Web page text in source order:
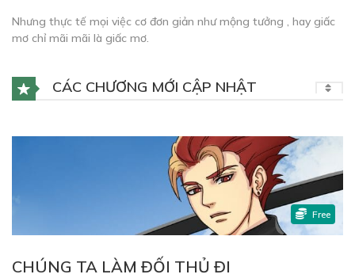
Nhưng thực tế mọi việc cơ đơn giản như mộng tưởng , hay giấc
mơ chỉ mãi mãi là giấc mơ.
CÁC CHƯƠNG MỚI CẬP NHẬT
CHÚNG TA LÀM ĐỐI THỦ ĐI
Free